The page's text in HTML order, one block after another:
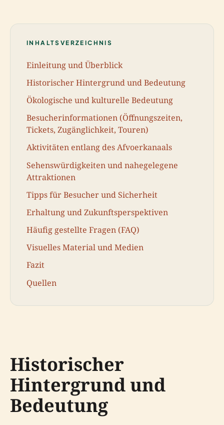
INHALTSVERZEICHNIS
Einleitung und Überblick
Historischer Hintergrund und Bedeutung
Ökologische und kulturelle Bedeutung
Besucherinformationen (Öffnungszeiten,
Tickets, Zugänglichkeit, Touren)
Aktivitäten entlang des Afvoerkanaals
Sehenswürdigkeiten und nahegelegene
Attraktionen
Tipps für Besucher und Sicherheit
Erhaltung und Zukunftsperspektiven
Häufig gestellte Fragen (FAQ)
Visuelles Material und Medien
Fazit
Quellen
Historischer
Hintergrund und
Bedeutung